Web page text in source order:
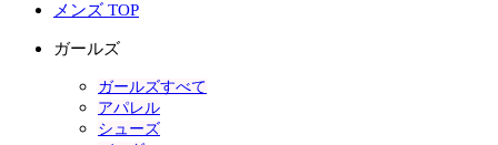
メンズ TOP
ガールズ
ガールズすべて
アパレル
シューズ